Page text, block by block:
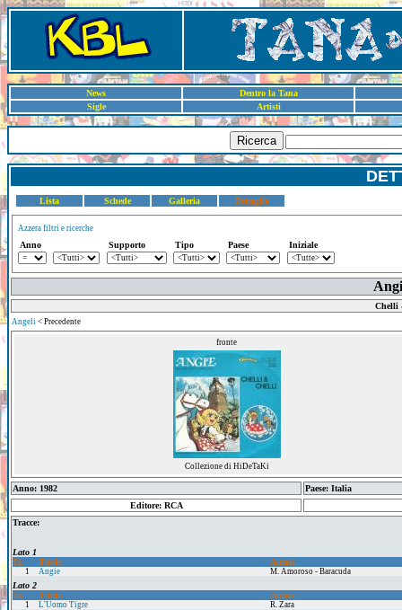
News
Dentro la Tana
Sigle
Artisti
Ricerca
Lista Schede Galleria Dettaglio
Azzera filtri e ricerche
Anno Supporto Tipo Paese Iniziale
Chelli
Angeli < Precedente
fronte
Collezione di HiDeTaKi
Anno: 1982
Paese: Italia
Editore: RCA
Tracce:
Lato 1
Tr.
Titolo Autori
1 Angie M. Amoroso - Baracuda
Lato 2
Tr.
Titolo Autori
1 L'Uomo Tigre R. Zara